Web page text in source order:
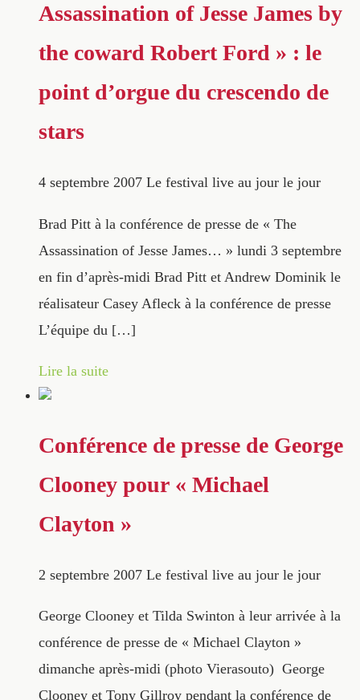
Assassination of Jesse James by
the coward Robert Ford » : le
point d’orgue du crescendo de
stars
4 septembre 2007 Le festival live au jour le jour
Brad Pitt à la conférence de presse de « The
Assassination of Jesse James… » lundi 3 septembre
en fin d’après-midi Brad Pitt et Andrew Dominik le
réalisateur Casey Afleck à la conférence de presse
L’équipe du […]
Lire la suite
Conférence de presse de George
Clooney pour « Michael
Clayton »
2 septembre 2007 Le festival live au jour le jour
George Clooney et Tilda Swinton à leur arrivée à la
conférence de presse de « Michael Clayton »
dimanche après-midi (photo Vierasouto) George
Clooney et Tony Gillroy pendant la conférence de